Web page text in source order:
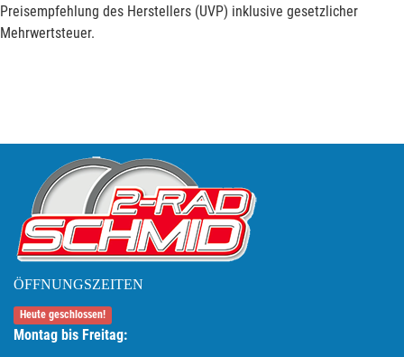
Preisempfehlung des Herstellers (UVP) inklusive gesetzlicher
Mehrwertsteuer.
ÖFFNUNGSZEITEN
Heute geschlossen!
Montag bis Freitag: